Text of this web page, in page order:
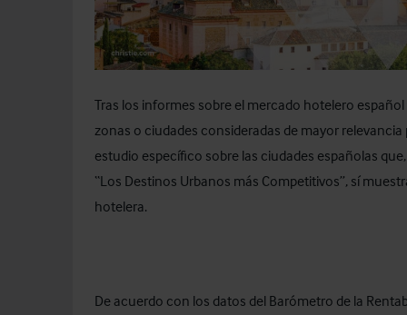
Tras los informes sobre el mercado hotelero
zonas o ciudades consideradas de mayor
estudio específico sobre las ciudades españolas
“Los Destinos Urbanos más Competitivos”, sí
hotelera.
De acuerdo con los datos del Barómetro de la